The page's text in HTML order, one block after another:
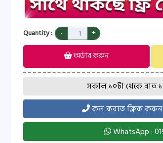
Quantity :
অর্ডার করুন
সকাল ১০টা থেকে রাত
কল করতে ক্লিক করুন
WhatsApp :